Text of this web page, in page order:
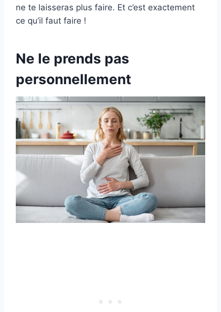
ne te laisseras plus faire. Et c’est exactement
ce qu’il faut faire !
Ne le prends pas
personnellement